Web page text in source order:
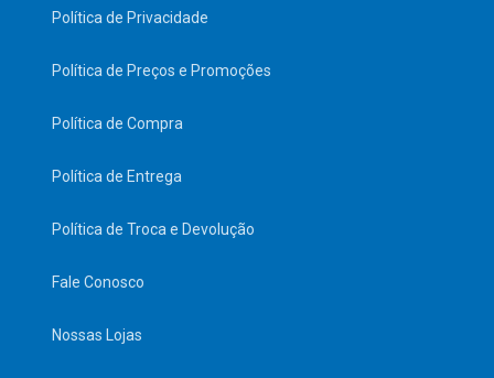
Política de Privacidade
Política de Preços e Promoções
Política de Compra
Política de Entrega
Política de Troca e Devolução
Fale Conosco
Nossas Lojas